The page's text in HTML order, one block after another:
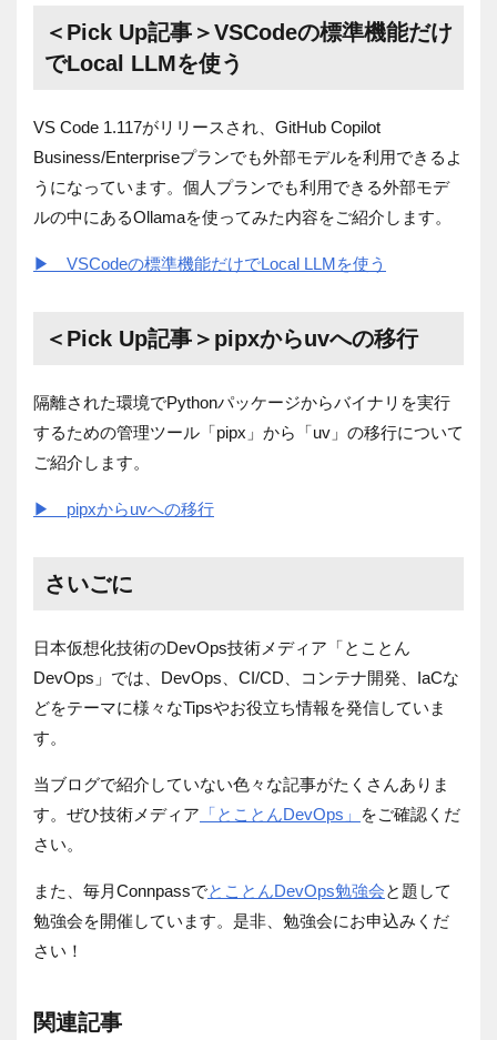
＜Pick Up記事＞VSCodeの標準機能だけ
でLocal LLMを使う
VS Code 1.117がリリース⁠⁠され、GitHub Copilot
Business/Enterpriseプランでも外部モデルを利用できるよ
うになっています。個人プランでも利用できる外部モデ
ルの中にあるOllamaを使ってみた内容をご紹介します。
▶ VSCodeの標準機能だけでLocal LLMを使う
＜Pick Up記事＞ pipxからuvへの移行
隔離された環境でPythonパッケージからバイナリを実行
するための管理ツール「pipx」から「uv」の移行について
ご紹介します。
▶ pipxからuvへの移行
さいごに
日本仮想化技術のDevOps技術メディア「とことん
DevOps 」では、 DevOps CI/CD 、コンテナ開発、 IaCな
どをテーマに様々なTipsやお役立ち情報を発信していま
す。
当ブログで紹介していない色々な記事がたくさんありま
す。ぜひ技術メディア 「とことんDevOps」
をご確認くだ
さい。
また、毎月ConnpassでとことんDevOps勉強会と題して
勉強会を開催しています。 是非、勉強会にお申込みくだ
さい！
関連記事